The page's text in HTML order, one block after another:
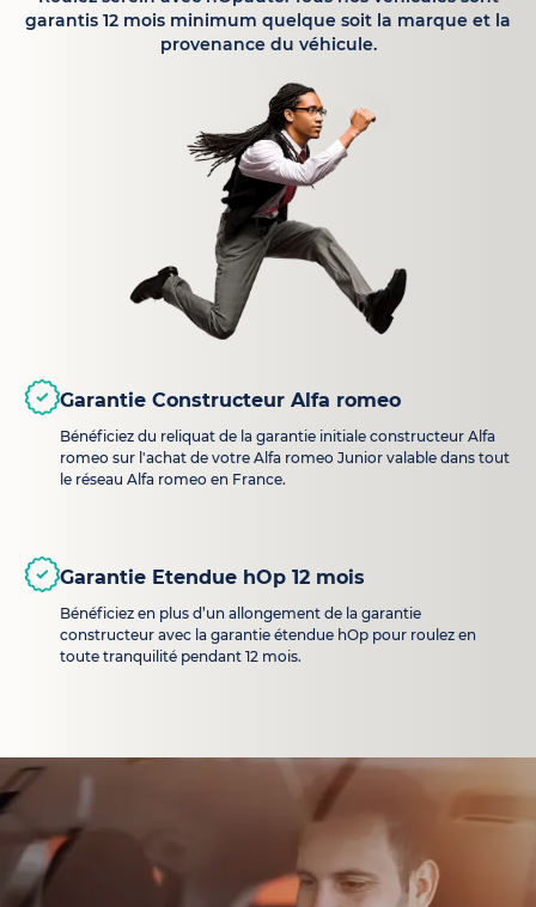
garantis 12 mois minimum quelque soit la marque et la
provenance du véhicule.
Garantie Constructeur Alfa romeo
Bénéficiez du reliquat de la garantie initiale constructeur Alfa
romeo sur l'achat de votre Alfa romeo Junior valable dans tout
le réseau Alfa romeo en France.
Garantie Etendue hOp 12 mois
Bénéficiez en plus d’un allongement de la garantie
constructeur avec la garantie étendue hOp pour roulez en
toute tranquilité pendant 12 mois.